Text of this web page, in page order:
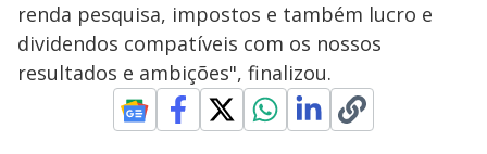
renda pesquisa, impostos e também lucro e
dividendos compatíveis com os nossos
resultados e ambições", finalizou.